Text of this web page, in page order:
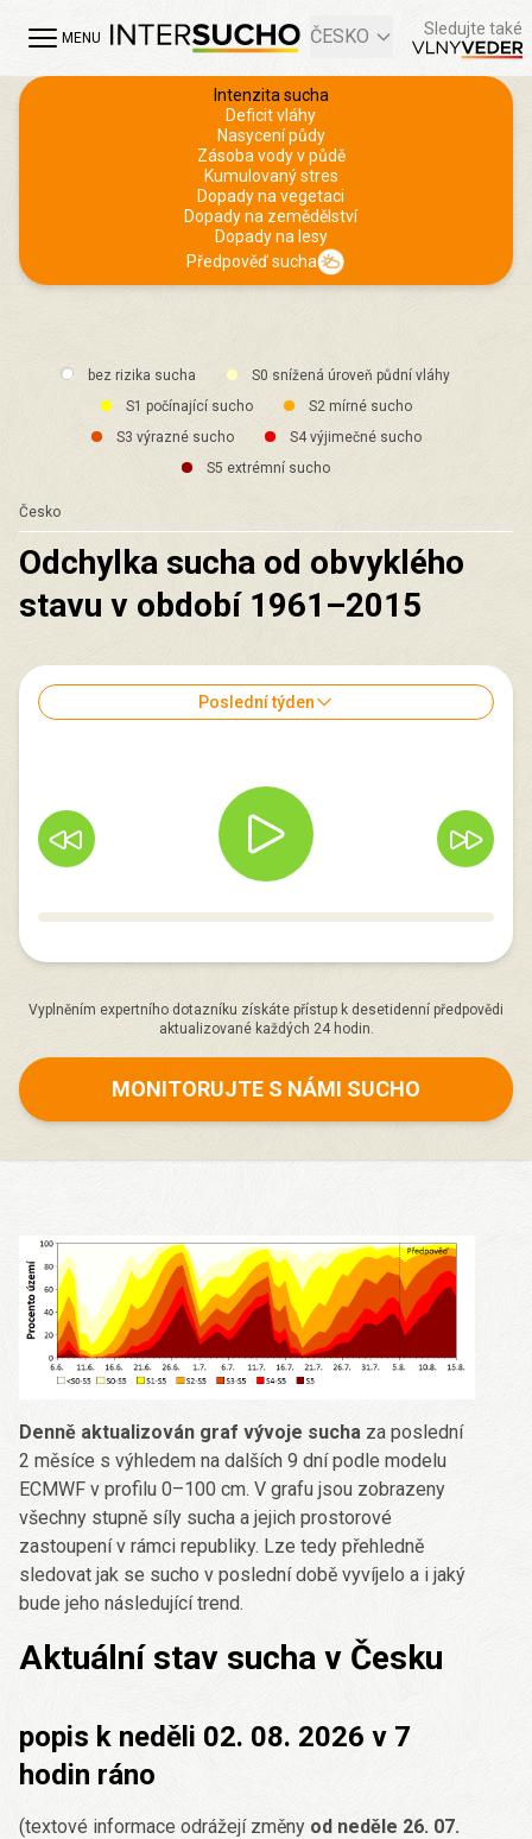
MENU ČESKO Sledujte také
Intenzita sucha
Deficit vláhy
Nasycení půdy
Zásoba vody v půdě
Kumulovaný stres
Dopady na vegetaci
Dopady na zemědělství
Dopady na lesy
Předpověď sucha
bez rizika sucha
S0 snížená úroveň půdní vláhy
S1 počínající sucho
S2 mírné sucho
S3 výrazné sucho
S4 výjimečné sucho
S5 extrémní sucho
Česko
Odchylka sucha od obvyklého
stavu v období 1961–2015
Poslední týden
Vyplněním expertního dotazníku získáte přístup k desetidenní předpovědi
aktualizované každých 24 hodin.
MONITORUJTE S NÁMI SUCHO
Denně aktualizován graf vývoje sucha za poslední
2 měsíce s výhledem na dalších 9 dní podle modelu
ECMWF v profilu 0–100 cm. V grafu jsou zobrazeny
všechny stupně síly sucha a jejich prostorové
zastoupení v rámci republiky. Lze tedy přehledně
sledovat jak se sucho v poslední době vyvíjelo a i jaký
bude jeho následující trend.
Aktuální stav sucha v Česku
popis k neděli 02. 08. 2026 v 7
hodin ráno
(textové informace odrážejí změny od neděle 26. 07.